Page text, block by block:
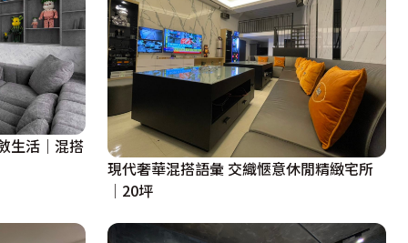
生活｜混搭
現代奢華混搭語彙 交織愜意休閒精緻宅所
│20坪